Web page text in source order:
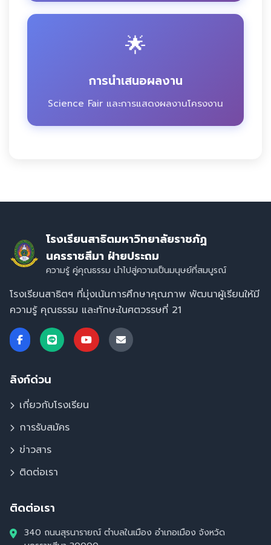
🌟
การนำเสนอผลงาน
Science Fair และการแสดงผลงานโครงงาน
โรงเรียนสาธิตมหาวิทยาลัยราชภัฏ
นครราชสีมา ฝ่ายประถม
ความรู้ คู่คุณธรรม นำไปสู่ความเป็นมนุษย์ที่สมบูรณ์
โรงเรียนสาธิตฯ ที่มุ่งเน้นการศึกษาคุณภาพ พัฒนาผู้เรียนให้มี
ความรู้ คุณธรรม และทักษะในศตวรรษที่ 21
ลิงก์ด่วน
เกี่ยวกับโรงเรียน
การรับสมัคร
ข่าวสาร
ติดต่อเรา
ติดต่อเรา
340 ถนนสุรนารายณ์ ตำบลในเมือง อำเภอเมือง จังหวัด